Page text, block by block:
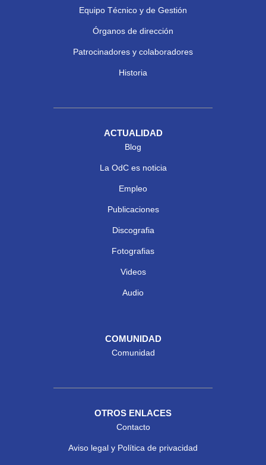
Equipo Técnico y de Gestión
Órganos de dirección
Patrocinadores y colaboradores
Historia
ACTUALIDAD
Blog
La OdC es noticia
Empleo
Publicaciones
Discografia
Fotografias
Videos
Audio
COMUNIDAD
Comunidad
OTROS ENLACES
Contacto
Aviso legal y Política de privacidad